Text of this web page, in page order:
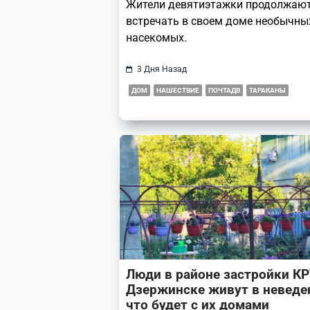
Жители девятиэтажки
встречать в своем доме
насекомых.
3 Дня Назад
ДОМ НАШЕСТВИЕ ПОЧТАДВ ТАРАКАНЫ
Люди в районе застройки
Дзержинске живут в
что будет с их домами